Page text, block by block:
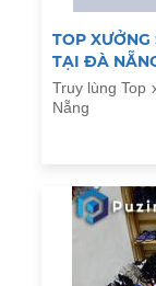
TOP XƯỞNG
TẠI ĐÀ
Truy lùng Top
Nẵng